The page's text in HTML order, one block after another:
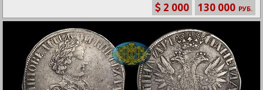
2 000 130 000 РУБ.